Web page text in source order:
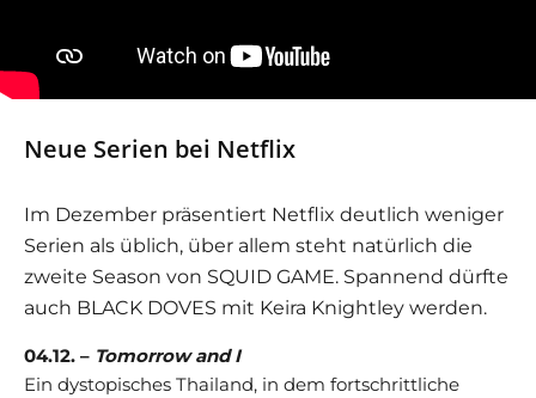
Neue Serien bei Netflix
Im Dezember präsentiert Netflix deutlich weniger
Serien als üblich, über allem steht natürlich die
zweite Season von SQUID GAME. Spannend dürfte
auch BLACK DOVES mit Keira Knightley werden.
04.12. – Tomorrow and I
Ein dystopisches Thailand, in dem fortschrittliche